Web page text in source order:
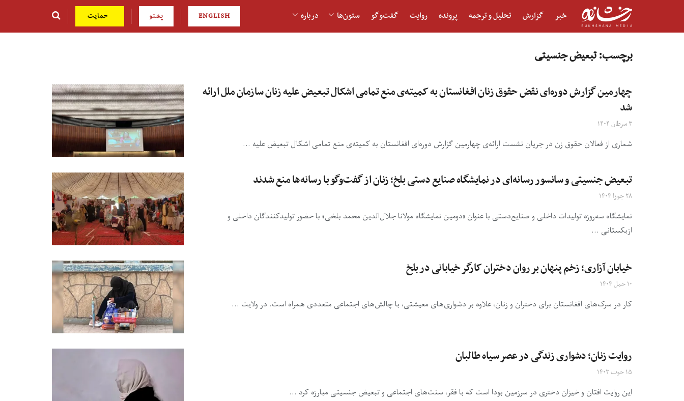
خبر گزارش تحلیل و ترجمه پرونده روایت گفت‌و‎گو ستون‌ها درباره ENGLISH پشتو حمایت
برچسب:تبعیض جنسیتی
چهارمین گزارش دوره‌ای نقض حقوق زنان افغانستان به کمیته‌ی منع تمامی اشکال تبعیض علیه زنان سازمان ملل ارائه‌
شد
۳ سرطان ۱۴۰۴
شماری از فعالان حقوق زن در جریان نشست ارائه‌ی چهارمین گزارش دوره‌ای افغانستان به کمیته‌ی منع تمامی اشکال تبعیض علیه ...
تبعیض جنسیتی و سانسور رسانه‌ای در نمایشگاه صنایع دستی بلخ؛ زنان از گفت‌وگو با رسانه‌ها منع شدند
۲۸ جوزا ۱۴۰۴
نمایشگاه سه‌روزه تولیدات داخلی و صنایع‌دستی با عنوان «دومین نمایشگاه مولانا جلال‌الدین محمد بلخی» با حضور تولیدکنندگان داخلی و
ازبکستانی ...
خیابان آزاری؛ زخم پنهان بر روان دختران کارگر خیابانی در بلخ
۱۰ حمل ۱۴۰۴
کار در سرک‌های افغانستان برای دختران و زنان، علاوه بر دشواری‌های معیشتی، با چالش‌های اجتماعی متعددی همراه است. در ولایت ...
روایت زنان؛ دشواری زندگی در عصر سیاه طالبان
۱۵ حوت ۱۴۰۳
این روایت افتان و خیزان دختری در سرزمین بودا است که با فقر، سنت‌های اجتماعی و تبعیض جنسیتی مبارزه کرد ...